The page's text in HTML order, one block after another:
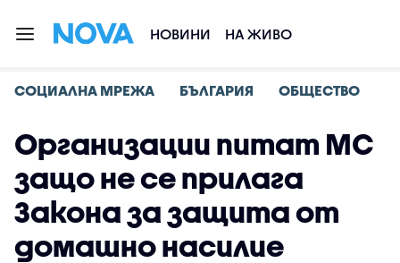
НОВИНИ НА ЖИВО
СОЦИАЛНА МРЕЖА БЪЛГАРИЯ ОБЩЕСТВО
Организации питат МС
защо не се прилага
Закона за защита от
домашно насилие